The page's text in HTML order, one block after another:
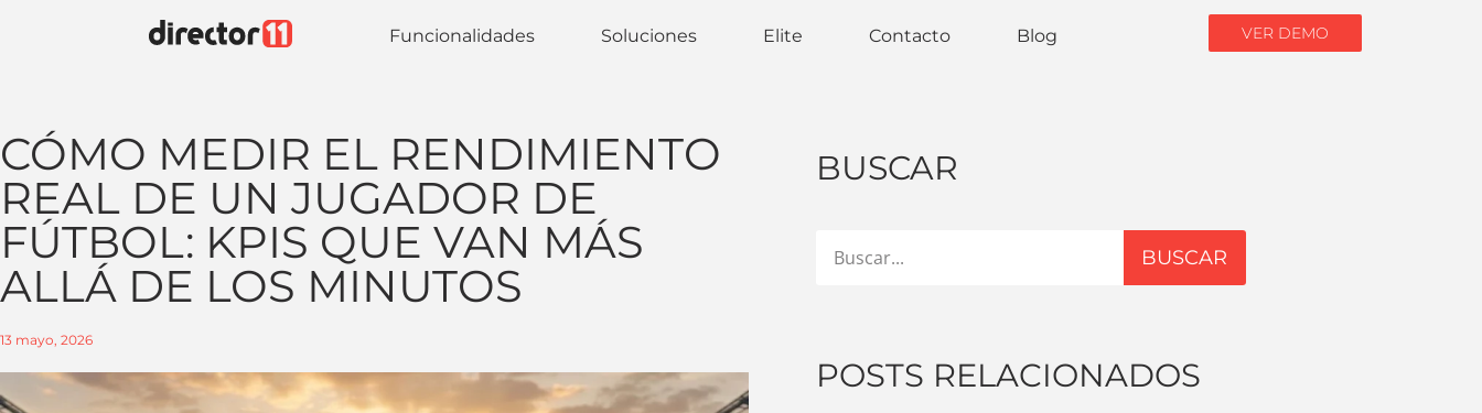
Funcionalidades Soluciones Elite Contacto Blog VER DEMO
CÓMO MEDIR EL RENDIMIENTO
REAL DE UN JUGADOR DE
FÚTBOL: KPIS QUE VAN MÁS
ALLÁ DE LOS MINUTOS
13 mayo, 2026
BUSCAR
BUSCAR
POSTS RELACIONADOS